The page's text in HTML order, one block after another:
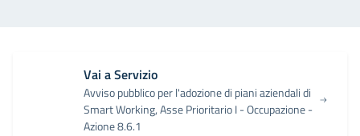
Vai a Servizio
Avviso pubblico per l'adozione di piani aziendali di
Smart Working, Asse Prioritario I - Occupazione -
Azione 8.6.1